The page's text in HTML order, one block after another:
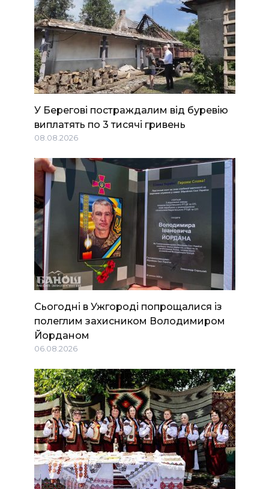
У Берегові постраждалим від буревію
виплатять по 3 тисячі гривень
08.08.2026
Сьогодні в Ужгороді попрощалися із
полеглим захисником Володимиром
Йорданом
06.08.2026